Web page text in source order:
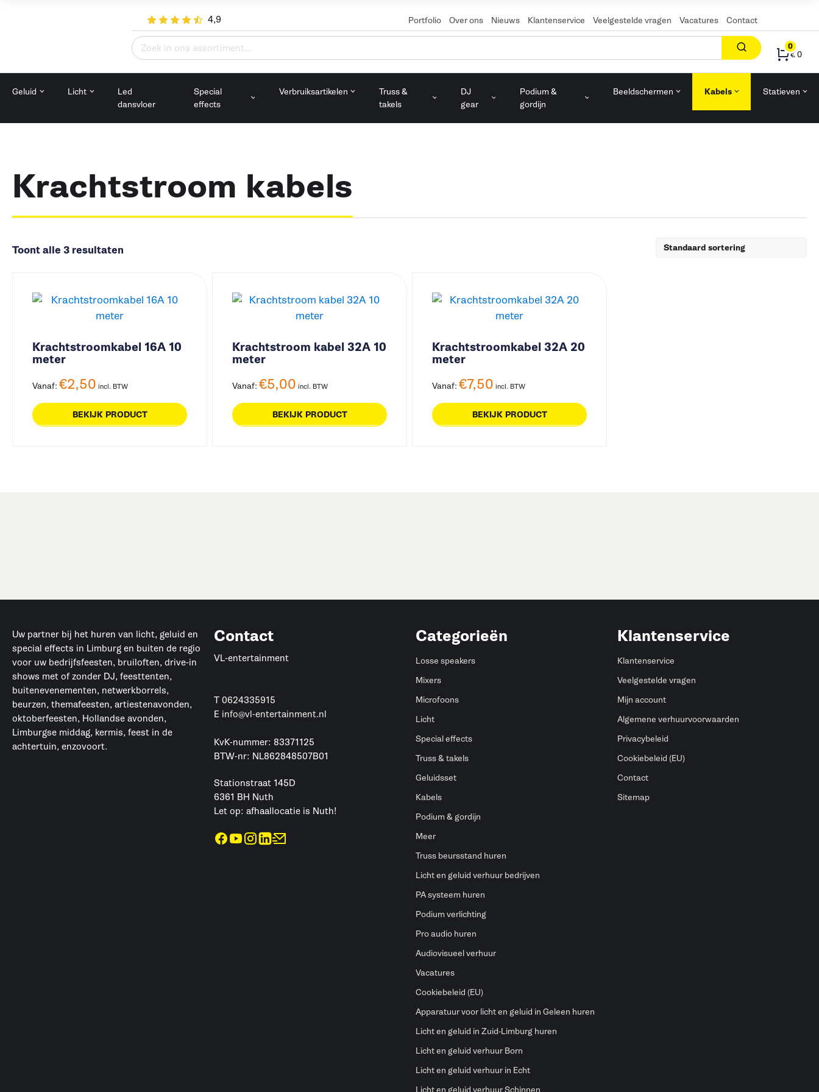
4,9 Portfolio Over ons Nieuws Klantenservice Veelgestelde vragen Vacatures Contact
Zoeken
naar:
0
€ 0
Geluid Licht
Led
dansvloer
Special
effects
Verbruiksartikelen
Truss &
takels
DJ
gear
Podium &
gordijn
Beeldschermen Kabels Statieven
Krachtstroom kabels
Toont alle 3 resultaten
Krachtstroomkabel 16A 10
meter
Vanaf: €2,50 incl. BTW
BEKIJK PRODUCT
Krachtstroom kabel 32A 10
meter
Vanaf: €5,00 incl. BTW
BEKIJK PRODUCT
Krachtstroomkabel 32A 20
meter
Vanaf: €7,50 incl. BTW
BEKIJK PRODUCT
Uw partner bij het huren van licht, geluid en
special effects in Limburg en buiten de regio
voor uw bedrijfsfeesten, bruiloften, drive-in
shows met of zonder DJ, feesttenten,
buitenevenementen, netwerkborrels,
beurzen, themafeesten, artiestenavonden,
oktoberfeesten, Hollandse avonden,
Limburgse middag, kermis, feest in de
achtertuin, enzovoort.
Contact
VL-entertainment
T 0624335915
E info@vl-entertainment.nl
KvK-nummer: 83371125
BTW-nr: NL862848507B01
Stationstraat 145D
6361 BH Nuth
Let op: afhaallocatie is Nuth!
Categorieën
Losse speakers
Mixers
Microfoons
Licht
Special effects
Truss & takels
Geluidsset
Kabels
Podium & gordijn
Meer
Truss beursstand huren
Licht en geluid verhuur bedrijven
PA systeem huren
Podium verlichting
Pro audio huren
Audiovisueel verhuur
Vacatures
Cookiebeleid (EU)
Apparatuur voor licht en geluid in Geleen huren
Licht en geluid in Zuid-Limburg huren
Licht en geluid verhuur Born
Licht en geluid verhuur in Echt
Klantenservice
Klantenservice
Veelgestelde vragen
Mijn account
Algemene verhuurvoorwaarden
Privacybeleid
Cookiebeleid (EU)
Contact
Sitemap